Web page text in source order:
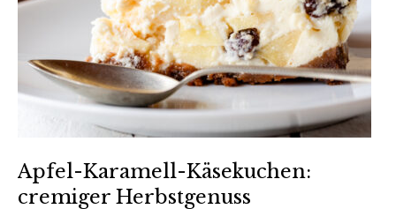
Apfel-Karamell-Käsekuchen:
cremiger Herbstgenuss